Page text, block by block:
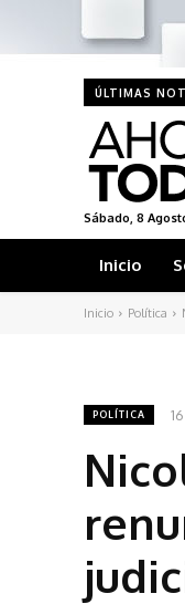
ÚLTIMAS
Sábado, 8
Inicio
Inicio Política
POLÍTICA